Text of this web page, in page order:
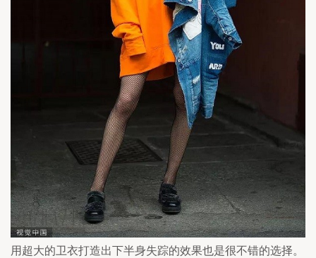
用超大的卫衣打造出下半身失踪的效果也是很不错的选择。